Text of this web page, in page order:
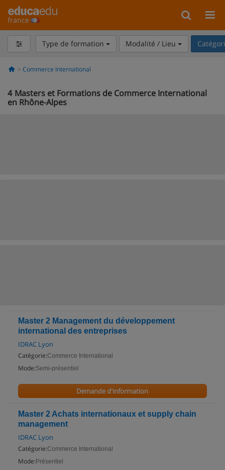
france
Type de formation Modalité / Lieu
Commerce International
4 Masters et Formations de Commerce International
en Rhône-Alpes
Master 2 Management du développement
international des entreprises
IDRAC Lyon
Catégorie:Commerce International
Mode:Semi-présentiel
Demande d'information
Master 2 Achats internationaux et supply chain
management
IDRAC Lyon
Catégorie:Commerce International
Mode: Présentiel